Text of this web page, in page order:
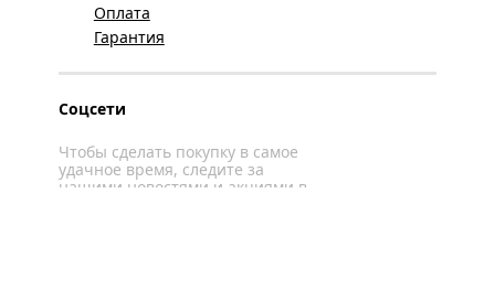
Оплата
Гарантия
Соцсети
Чтобы сделать покупку в самое
удачное время, следите за
нашими новостями и акциями в